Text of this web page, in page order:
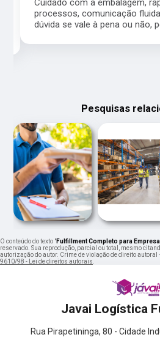
Cuidado com a embalagem,
processos, comunicação
dúvida se vale à pena ou não,
Pesquisas
‹
O conteúdo do texto "Fulfillment Completo para
reservado. Sua reprodução, parcial ou total, mesmo
autorização do autor. Crime de violação de direito autoral
9610/98 - Lei de direitos autorais.
Javai Logística
Rua Pirapetininga, 80 - Cidade